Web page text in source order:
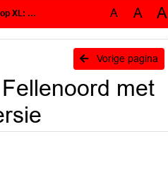
A A A
Vorige pagina
met